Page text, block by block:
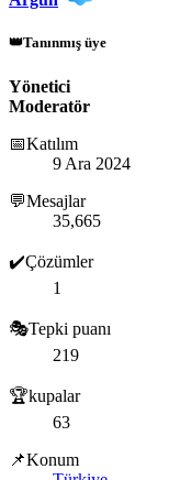
👑Tanınmış üye
Yönetici
Moderatör
📅Katılım
9 Ara 2024
💬Mesajlar
35,665
✔️Çözümler
1
🎭Tepki puanı
219
🏆kupalar
63
📌Konum